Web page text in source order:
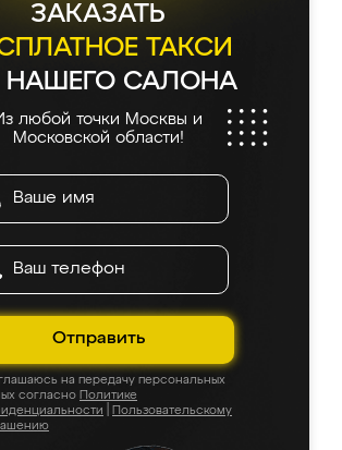
ЗАКАЗАТЬ
ТАКСИ
САЛОНА
любой точки Москвы и
Московской области!
Отправить
на передачу персональных
согласно Политике
Пользовательскому